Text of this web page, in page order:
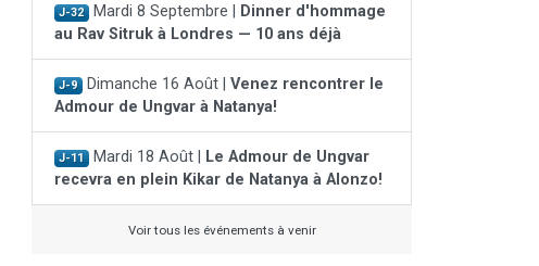
J-32 Mardi 8 Septembre |
Dinner d'hommage
au Rav Sitruk à Londres — 10 ans déjà
J-9 Dimanche 16 Août | Venez rencontrer le
Admour de Ungvar à Natanya!
J-11 Mardi 18 Août |
Le Admour de Ungvar
recevra en plein Kikar de Natanya à Alonzo!
Voir tous les événements à venir